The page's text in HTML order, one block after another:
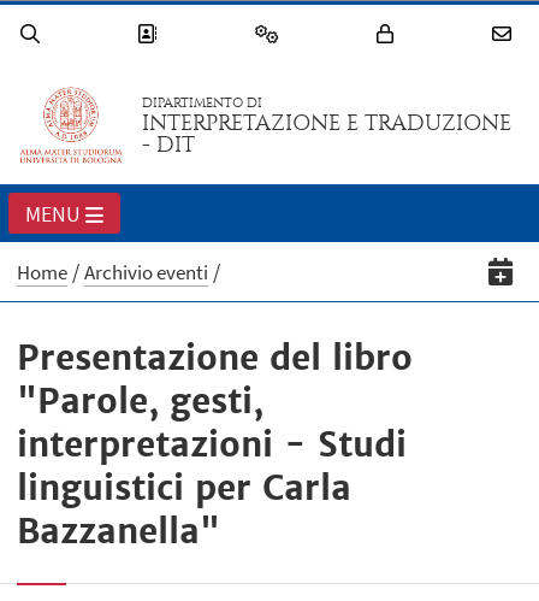
DIPARTIMENTO DI
INTERPRETAZIONE E TRADUZIONE
- DIT
MENU
Home Archivio eventi
Presentazione del libro
"Parole, gesti,
interpretazioni - Studi
linguistici per Carla
Bazzanella"